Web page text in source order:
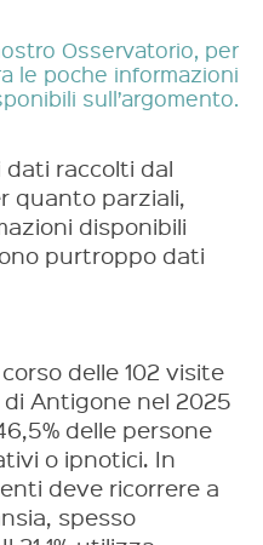
Osservatorio, per
le poche informazioni
sull’argomento.
dati raccolti dal
quanto parziali,
disponibili
purtroppo dati
delle 102 visite
Antigone nel 2025
delle persone
o ipnotici. In
deve ricorrere a
spesso